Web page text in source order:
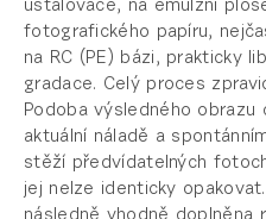
ustalovače, na emulzní
fotografického papíru,
na RC (PE) bázi, prakticky
gradace. Celý proces
Podoba výsledného obrazu
aktuální náladě a
stěží předvídatelných
jej nelze identicky